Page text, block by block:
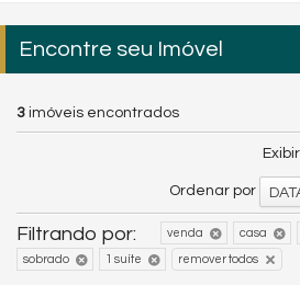
Encontre seu Imóvel
3 imóveis encontrados
Exibir
Ordenar por
Filtrando por: venda casa
sobrado 1 suíte remover todos